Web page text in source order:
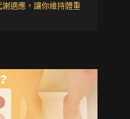
適應，讓你維持體重